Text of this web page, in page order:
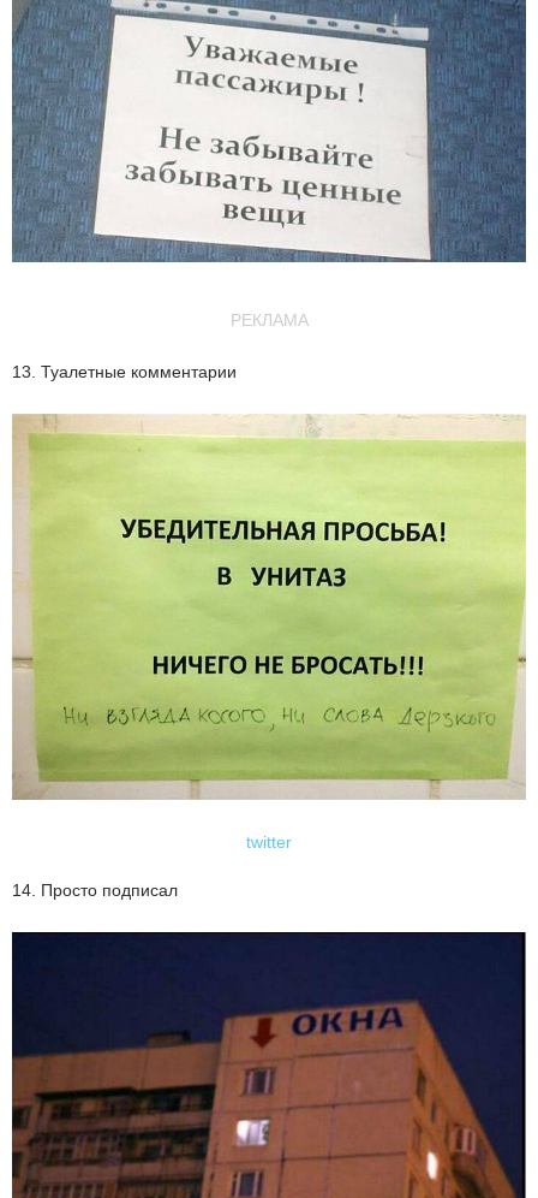
РЕКЛАМА
13. Туалетные комментарии
twitter
14. Просто подписал